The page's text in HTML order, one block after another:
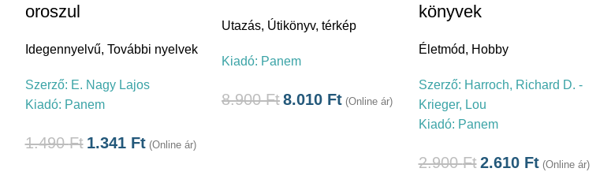
oroszul
Idegennyelvű, További nyelvek
Szerző: E. Nagy Lajos
Kiadó: Panem
1.490Ft 1.341 Ft (Online ár)
Utazás, Útikönyv, térkép
Kiadó: Panem
8.900Ft8.010 Ft (Online ár)
könyvek
Életmód, Hobby
Szerző: Harroch, Richard D. -
Krieger, Lou
Kiadó: Panem
2.900Ft 2.610 Ft (Online ár)